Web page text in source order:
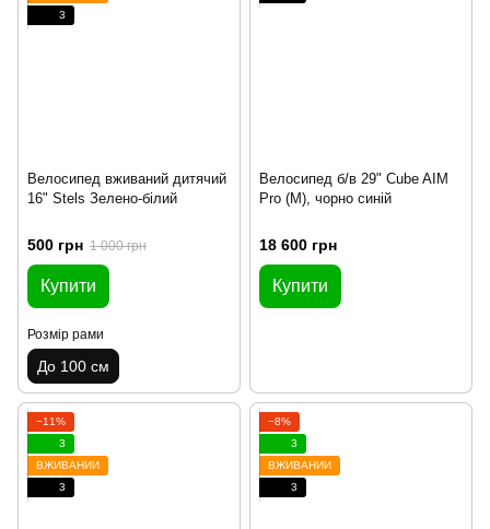
3
Велосипед вживаний дитячий
16" Stels Зелено-білий
500 грн 1 000 грн
Купити
Розмір рами
До 100 см
Велосипед б/в 29" Cube AIM
Pro (M), чорно синій
18 600 грн
Купити
−11%
3
ВЖИВАНИЙ
3
−8%
3
ВЖИВАНИЙ
3